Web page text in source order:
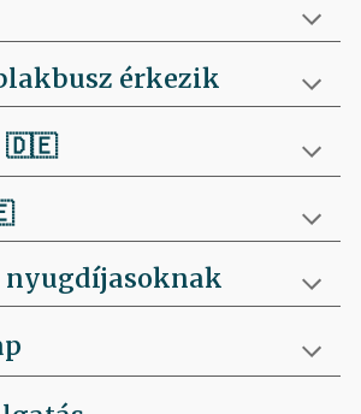
érkezik
🇩🇪
nyugdíjasoknak